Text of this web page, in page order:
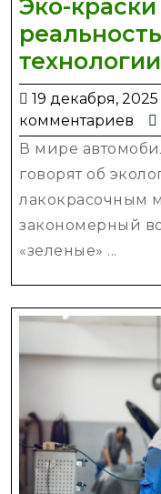
Эко-
19 декабря, 2025
комментариев
В мире
говорят об
лакокрасочным
закономерный
«зеленые» ...